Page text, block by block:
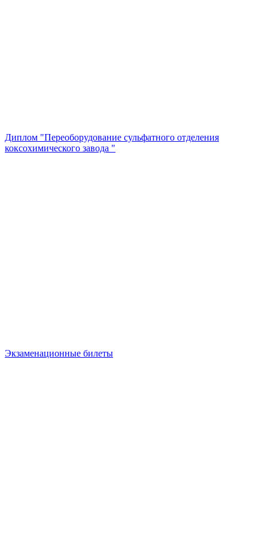
Диплом "Переоборудование сульфатного отделения
коксохимического завода "
Экзаменационные билеты